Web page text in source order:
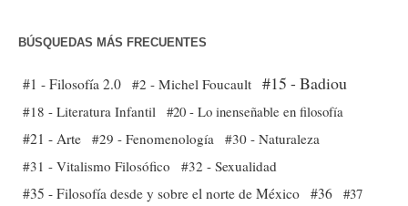
BÚSQUEDAS MÁS FRECUENTES
#1 - Filosofía 2.0 #2 - Michel Foucault #15 - Badiou
#18 - Literatura Infantil #20 - Lo inenseñable en filosofía
#21 - Arte #29 - Fenomenología
#30 - Naturaleza
#31 - Vitalismo Filosófico
#32 - Sexualidad
#35 - Filosofía desde y sobre el norte de México #36 #37